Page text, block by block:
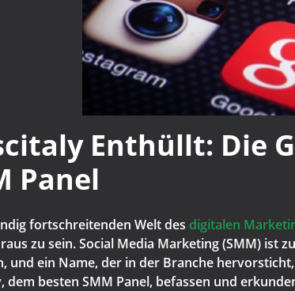
Enthüllt: Die
Panel
fortschreitenden Welt des digitalen
zu sein. Social Media Marketing (SMM) ist
und ein Name, der in der Branche
dem besten SMM Panel, befassen und